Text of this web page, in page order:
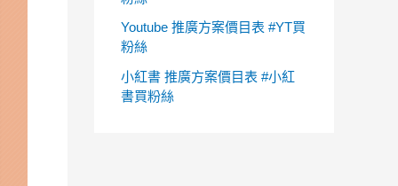
Youtube 推廣方案價目表 #YT買
粉絲
小紅書 推廣方案價目表 #小紅
書買粉絲